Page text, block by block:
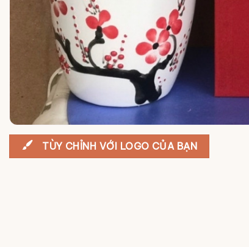
TÙY CHỈNH VỚI LOGO CỦA BẠN